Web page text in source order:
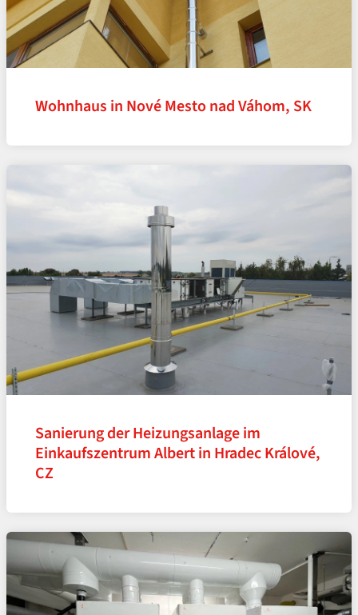
Wohnhaus in Nové Mesto nad Váhom, SK
Sanierung der Heizungsanlage im
Einkaufszentrum Albert in Hradec Králové,
CZ